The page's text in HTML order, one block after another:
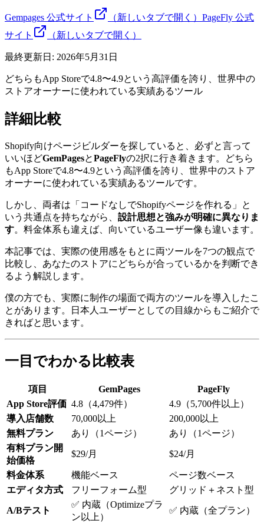
Gempages 公式サイト （新しいタブで開く） PageFly 公式
サイト
（新しいタブで開く）
最終更新日: 2026年5月31日
どちらもApp Storeで4.8〜4.9という高評価を誇り、世界中の
ストアオーナーに使われている実績あるツール
詳細比較
Shopify向けページビルダーを探していると、必ずと言って
いいほどGemPagesとPageFlyの2択に行き着きます。どちら
もApp Storeで4.8〜4.9という高評価を誇り、世界中のストア
オーナーに使われている実績あるツールです。
しかし、両者は「コードなしでShopifyページを作れる」と
いう共通点を持ちながら、 設計思想と強みが明確に異なりま
す。料金体系も違えば、向いているユーザー像も違います。
本記事では、実際の使用感をもとに両ツールを7つの観点で
比較し、あなたのストアにどちらが合っているかを判断でき
るよう解説します。
僕の方でも、実際に制作の場面で両方のツールを導入したこ
とがあります。日本人ユーザーとしての目線からもご紹介で
きればと思います。
一目でわかる比較表
項目 GemPages
PageFly
App Store評価 4.8（4,479件）
4.9（5,700件以上）
導入店舗数
70,000以上
200,000以上
無料プラン
あり（1ページ）
あり（1ページ）
有料プラン開
始価格
$29/月 $24/月
料金体系 機能ベース
ページ数ベース
エディタ方式
フリーフォーム型 グリッド＋ネスト型
A/Bテスト
✅ 内蔵（Optimizeプラ
ン以上）
✅ 内蔵（全プラン）